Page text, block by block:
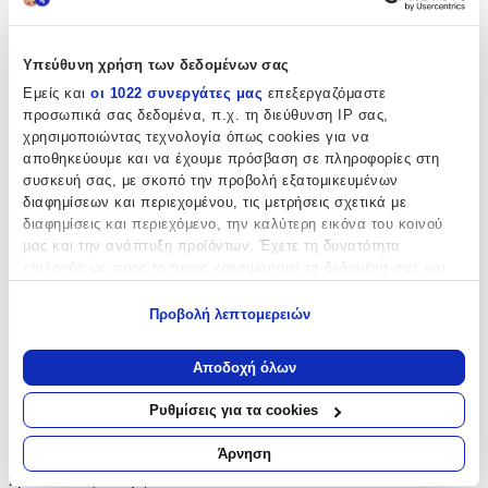
Υπεύθυνη χρήση των δεδομένων σας
Εμείς και οι 1022 συνεργάτες μας επεξεργαζόμαστε
προσωπικά σας δεδομένα, π.χ. τη διεύθυνση IP σας,
χρησιμοποιώντας τεχνολογία όπως cookies για να
αποθηκεύουμε και να έχουμε πρόσβαση σε πληροφορίες στη
συσκευή σας, με σκοπό την προβολή εξατομικευμένων
διαφημίσεων και περιεχομένου, τις μετρήσεις σχετικά με
διαφημίσεις και περιεχόμενο, την καλύτερη εικόνα του κοινού
μας και την ανάπτυξη προϊόντων. Έχετε τη δυνατότητα
Να συλλέξουμε πληροφορίες σχετικά με τη γεωγραφική
σας τοποθεσία, οι οποίες μπορεί να είναι ακριβείς σε
απόσταση μερικών μέτρων
Να αναγνωρίσουμε τη συσκευή σας σαρώνοντας ενεργά
για συγκεκριμένα χαρακτηριστικά (δακτυλικό αποτύπωμα)
Μάθετε περισσότερα σχετικά με τον τρόπο επεξεργασίας των
Προβολή λεπτομερειών
Αποδοχή όλων
Ρυθμίσεις για τα cookies
Άρνηση
Είδος:
Βραχιολάκι
Τεμάχια:
50
τμχ
Φύλο
Αξιολογήσεις
Προς το παρόν δεν υπάρχουν άλλες αξιολογήσεις. Όταν
προστεθούν, θα εμφανιστούν εδώ.